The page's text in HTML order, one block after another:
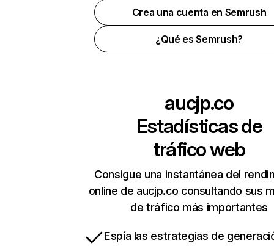
Crea una cuenta en Semrush
¿Qué es Semrush?
aucjp.co
Estadísticas de
tráfico web
Consigue una instantánea del
online de aucjp.co consultando sus
de tráfico más importantes
Espía las estrategias de